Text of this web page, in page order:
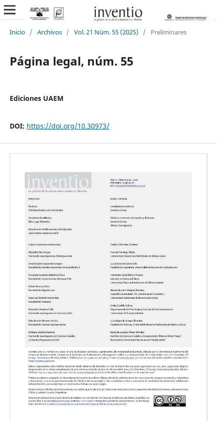
Inicio / Archivos / Vol. 21 Núm. 55 (2025) / Preliminares
Página legal, núm. 55
Ediciones UAEM
DOI: https://doi.org/10.30973/